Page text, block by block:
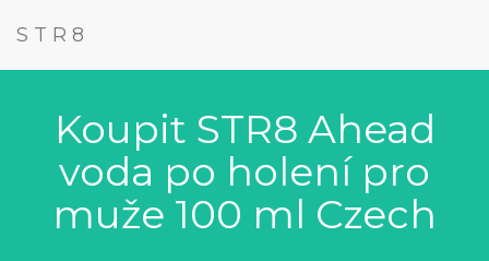
STR8
Koupit STR8 Ahead
voda po holení pro
muže 100 ml Czech